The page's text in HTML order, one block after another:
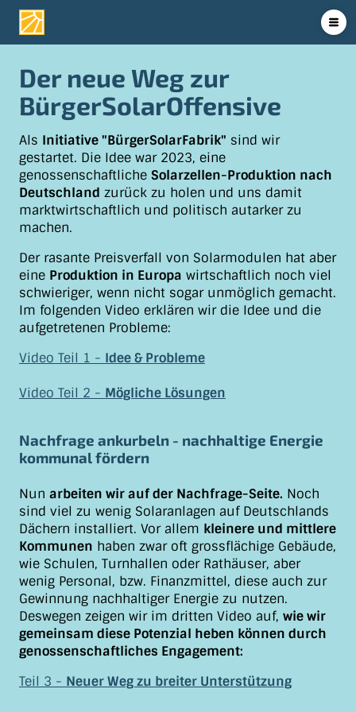
Der neue Weg zur
BürgerSolarOffensive
Als Initiative "BürgerSolarFabrik" sind wir
gestartet. Die Idee war 2023, eine
genossenschaftliche Solarzellen-Produktion nach
Deutschland zurück zu holen und uns damit
marktwirtschaftlich und politisch autarker zu
machen.
Der rasante Preisverfall von Solarmodulen hat aber
eine Produktion in Europa wirtschaftlich noch viel
schwieriger, wenn nicht sogar unmöglich gemacht.
Im folgenden Video erklären wir die Idee und die
aufgetretenen Probleme:
Video Teil 1 - Idee & Probleme
Video Teil 2 - Mögliche Lösungen
Nachfrage ankurbeln - nachhaltige Energie
kommunal fördern
Nun arbeiten wir auf der Nachfrage-Seite. Noch
sind viel zu wenig Solaranlagen auf Deutschlands
Dächern installiert. Vor allem kleinere und mittlere
Kommunen haben zwar oft grossflächige Gebäude,
wie Schulen, Turnhallen oder Rathäuser, aber
wenig Personal, bzw. Finanzmittel, diese auch zur
Gewinnung nachhaltiger Energie zu nutzen.
Deswegen zeigen wir im dritten Video auf, wie wir
gemeinsam diese Potenzial heben können durch
genossenschaftliches Engagement:
Teil 3 - Neuer Weg zu breiter Unterstützung